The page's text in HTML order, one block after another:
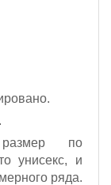
по
унисекс, и
ряда.